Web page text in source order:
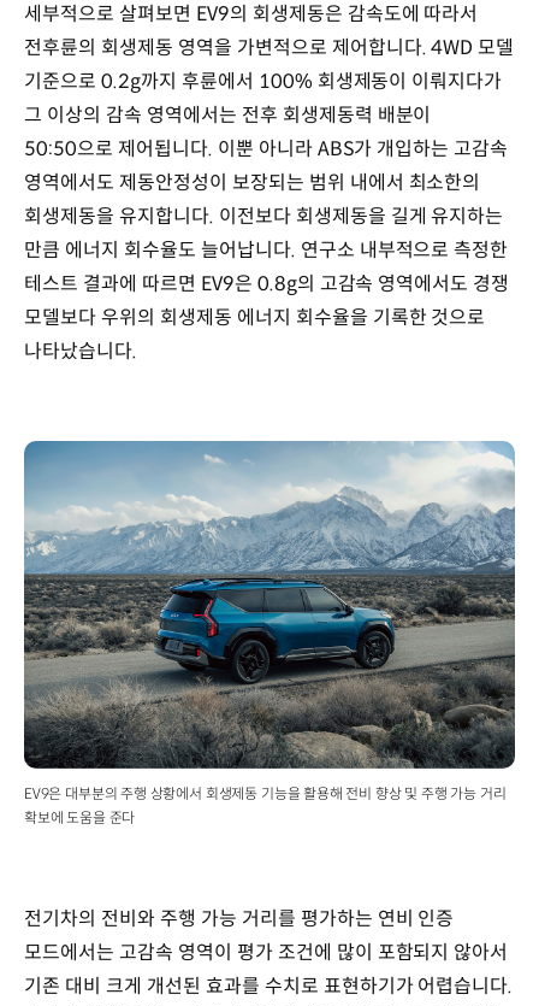
세부적으로 살펴보면 EV9의 회생제동은 감속도에 따라서
전후륜의 회생제동 영역을 가변적으로 제어합니다. 4WD 모델
기준으로 0.2g까지 후륜에서 100% 회생제동이 이뤄지다가
그 이상의 감속 영역에서는 전후 회생제동력 배분이
50:50으로 제어됩니다. 이뿐 아니라 ABS가 개입하는 고감속
영역에서도 제동안정성이 보장되는 범위 내에서 최소한의
회생제동을 유지합니다. 이전보다 회생제동을 길게 유지하는
만큼 에너지 회수율도 늘어납니다. 연구소 내부적으로 측정한
테스트 결과에 따르면 EV9은 0.8g의 고감속 영역에서도 경쟁
모델보다 우위의 회생제동 에너지 회수율을 기록한 것으로
나타났습니다.
EV9은 대부분의 주행 상황에서 회생제동 기능을 활용해 전비 향상 및 주행 가능 거리
확보에 도움을 준다
전기차의 전비와 주행 가능 거리를 평가하는 연비 인증
모드에서는 고감속 영역이 평가 조건에 많이 포함되지 않아서
기존 대비 크게 개선된 효과를 수치로 표현하기가 어렵습니다.